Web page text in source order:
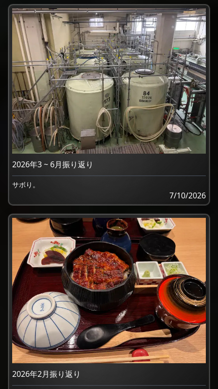
2026年3 ~ 6月振り返り
サボり。
7/10/2026
2026年2月振り返り